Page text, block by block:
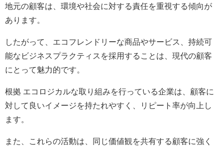
地元の顧客は、環境や社会に対する責任を重視する傾向が
あります。
したがって、エコフレンドリーな商品やサービス、持続可
能なビジネスプラクティスを採用することは、現代の顧客
にとって魅力的です。
根拠 エコロジカルな取り組みを行っている企業は、顧客に
対して良いイメージを持たれやすく、リピート率が向上し
ます。
また、これらの活動は、同じ価値観を共有する顧客に強く